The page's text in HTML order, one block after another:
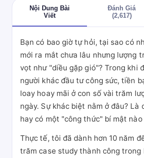
Nội Dung Bài
Viết
Đánh Giá
(2,617)
Bạn có bao giờ tự hỏi, tại sao có
mới ra mắt chưa lâu nhưng lượng
vọt như "diều gặp gió"? Trong khi
người khác đầu tư công sức, tiền
loay hoay mãi ở con số vài trăm
ngày. Sự khác biệt nằm ở đâu? Là
hay có một "công thức" bí mật nào
Thực tế, tôi đã dành hơn 10 năm
trăm case study thành công trong